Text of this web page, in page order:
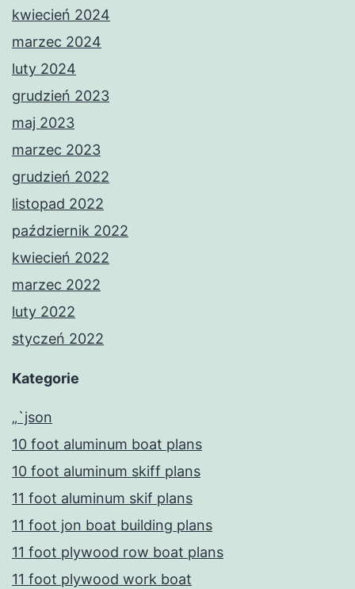
kwiecień 2024
marzec 2024
luty 2024
grudzień 2023
maj 2023
marzec 2023
grudzień 2022
listopad 2022
październik 2022
kwiecień 2022
marzec 2022
luty 2022
styczeń 2022
Kategorie
„`json
10 foot aluminum boat plans
10 foot aluminum skiff plans
11 foot aluminum skif plans
11 foot jon boat building plans
11 foot plywood row boat plans
11 foot plywood work boat